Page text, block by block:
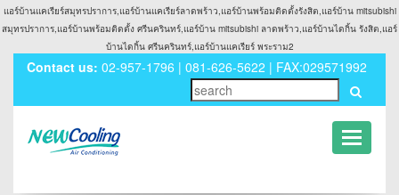
แอร์บ้านแคเรียร์สมุทรปราการ,แอร์บ้านแคเรียร์ลาดพร้าว,แอร์บ้านพร้อมติดตั้งรังสิต,แอร์บ้าน mitsubishi
สมุทรปราการ,แอร์บ้านพร้อมติดตั้ง ศรีนครินทร์,แอร์บ้าน mitsubishi ลาดพร้าว,แอร์บ้านไดกิ้น รังสิต,แอร์
บ้านไดกิ้น ศรีนครินทร์,แอร์บ้านแคเรียร์ พระราม2
Contact us: 02-957-1796 | 081-626-5622 | FAX:029571992
Toggle